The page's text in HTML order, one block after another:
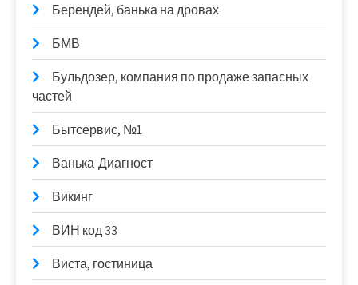
Берендей, банька на дровах
БМВ
Бульдозер, компания по продаже запасных
частей
Бытсервис, №1
Ванька-Диагност
Викинг
ВИН код 33
Виста, гостиница